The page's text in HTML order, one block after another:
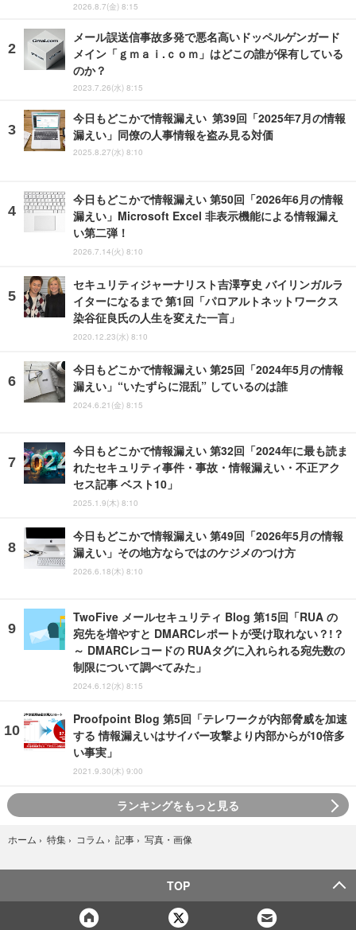
2026.8.7(金) 8:15
メール誤送信事故多発で悪名高いドッペルゲンガード
メイン「ｇｍａｉ.ｃｏｍ」はどこの誰が保有している
のか？
2023.7.26(水) 8:15
今日もどこかで情報漏えい 第39回「2025年7月の情報
漏えい」同僚の人事情報を盗み見る対価
2025.8.27(水) 8:10
今日もどこかで情報漏えい 第50回「2026年6月の情報
漏えい」Microsoft Excel 非表示機能による情報漏え
い第二弾！
2026.7.14(火) 8:10
セキュリティジャーナリスト吉澤亨史 バイリンガルラ
イターになるまで 第1回「パロアルトネットワークス
染谷征良氏の人生を変えた一言」
2020.12.23(水) 8:10
今日もどこかで情報漏えい 第25回「2024年5月の情報
漏えい」“いたずらに混乱” しているのは誰
2024.6.21(金) 8:15
今日もどこかで情報漏えい 第32回「2024年に最も読ま
れたセキュリティ事件・事故・情報漏えい・不正アク
セス記事 ベスト10」
2025.1.9(木) 8:10
今日もどこかで情報漏えい 第49回「2026年5月の情報
漏えい」その地方ならではのケジメのつけ方
2026.6.18(木) 8:10
TwoFive メールセキュリティ Blog 第15回「RUA の
宛先を増やすと DMARCレポートが受け取れない？!？
～ DMARCレコードの RUAタグに入れられる宛先数の
制限について調べてみた」
2024.6.12(水) 8:15
Proofpoint Blog 第5回「テレワークが内部脅威を加速
する 情報漏えいはサイバー攻撃より内部からが10倍多
い事実」
2021.9.30(木) 9:00
ランキングをもっと見る
ホーム › 特集 › コラム › 記事 › 写真・画像
TOP